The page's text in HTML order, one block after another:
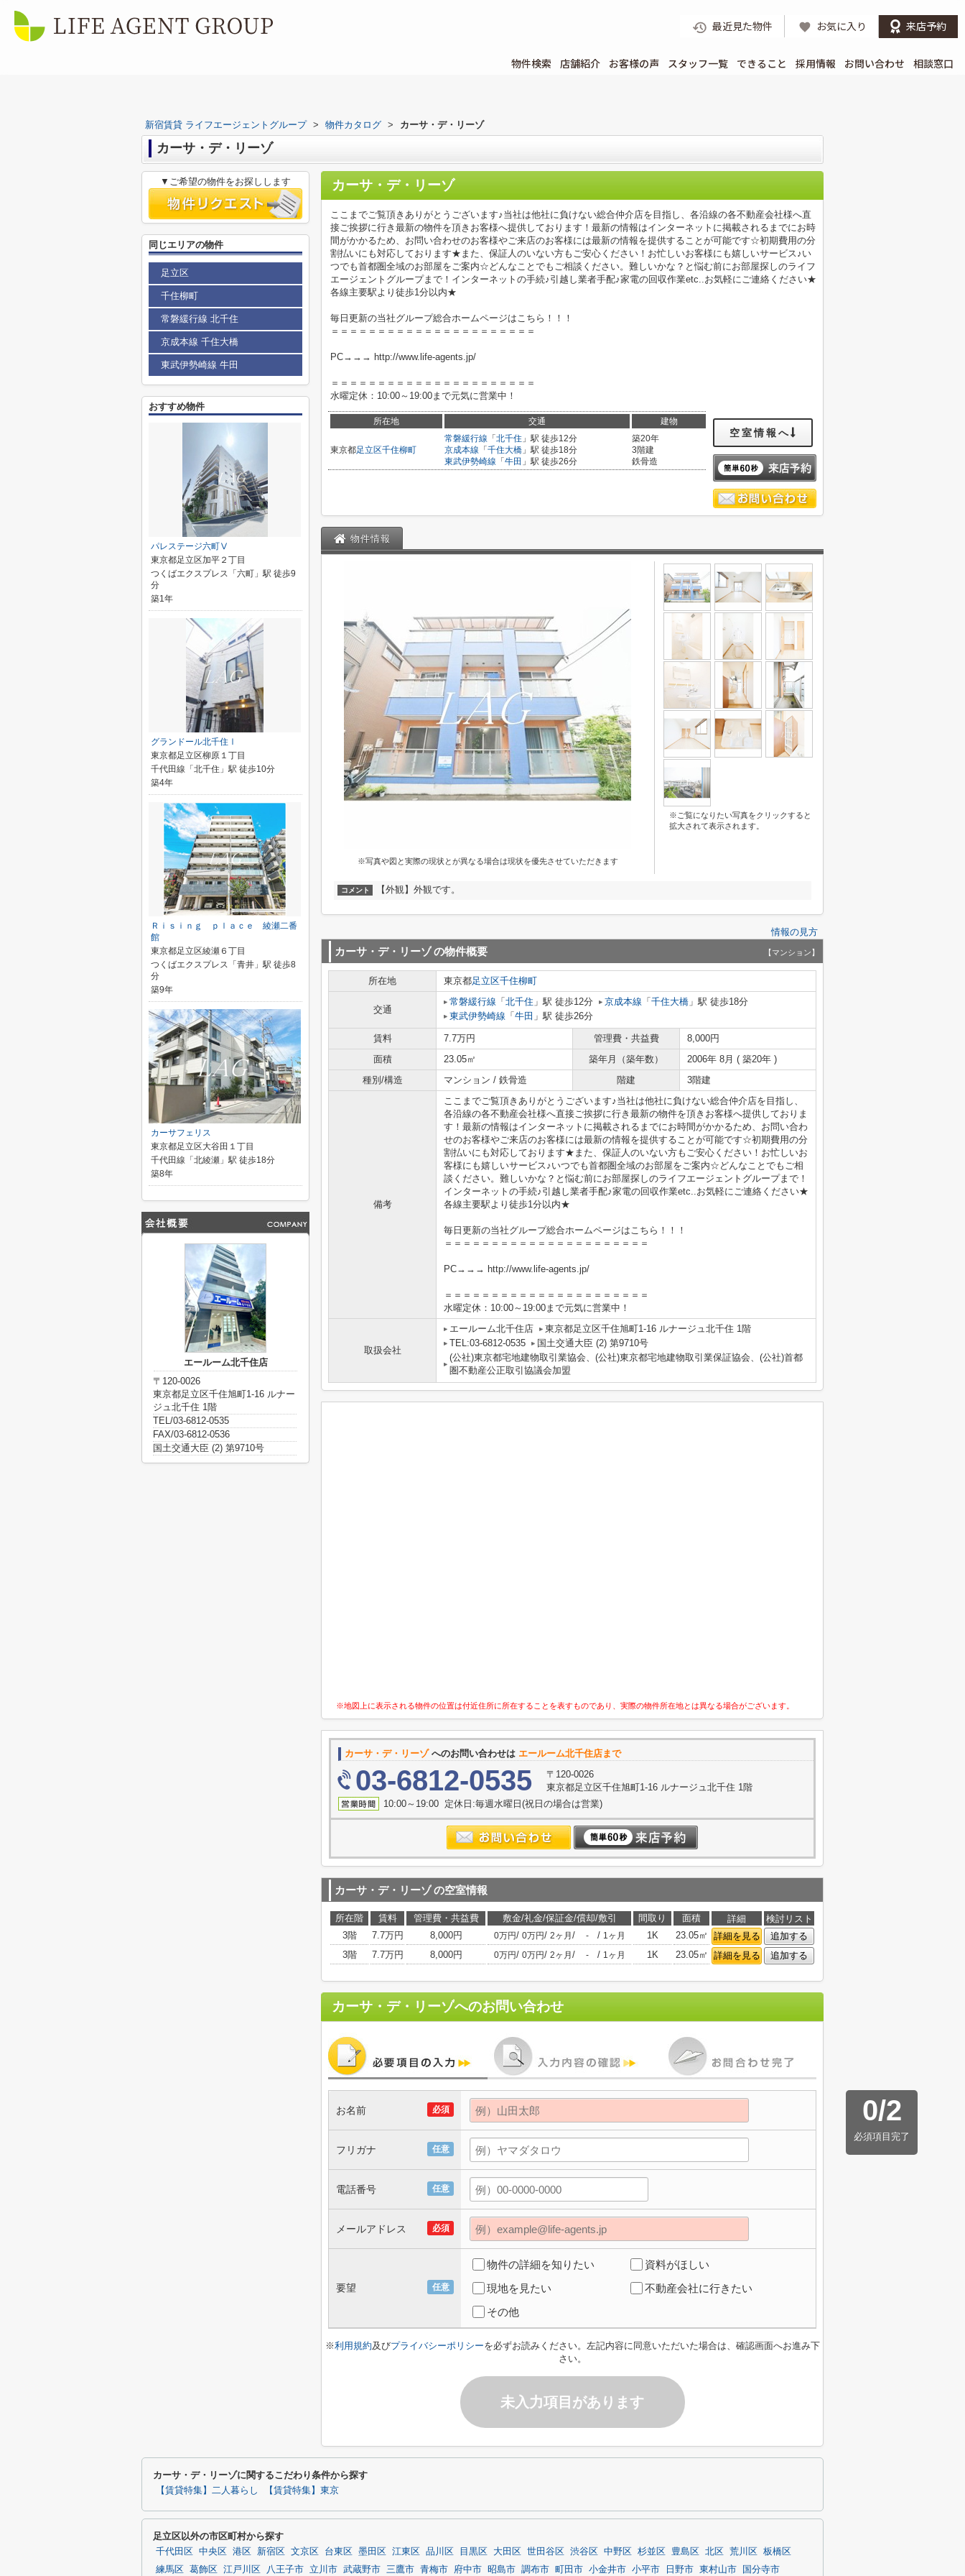
最近見た物件 お気に入り 来店予約
物件検索 店舗紹介 お客様の声 スタッフ一覧 できること 採用情報 お問い合わせ 相談窓口
新宿賃貸 ライフエージェントグループ > 物件カタログ > カーサ・デ・リーゾ
カーサ・デ・リーゾ
カーサ・デ・リーゾ
ここまでご覧頂きありがとうございます♪当社は他社に負けない総合仲介店を目指し、各沿線の各不動産会社様へ直
接ご挨拶に行き最新の物件を頂きお客様へ提供しております！最新の情報はインターネットに掲載されるまでにお時
間がかかるため、お問い合わせのお客様やご来店のお客様には最新の情報を提供することが可能です☆初期費用の分
割払いにも対応しております★また、保証人のいない方もご安心ください！お忙しいお客様にも嬉しいサービス♪い
つでも首都圏全域のお部屋をご案内☆どんなことでもご相談ください。難しいかな？と悩む前にお部屋探しのライフ
エージェントグループまで！インターネットの手続♪引越し業者手配♪家電の回収作業etc..お気軽にご連絡ください★
各線主要駅より徒歩1分以内★
毎日更新の当社グループ総合ホームページはこちら！！！
＝＝＝＝＝＝＝＝＝＝＝＝＝＝＝＝＝＝＝＝＝＝
PC→→→ http://www.life-agents.jp/
＝＝＝＝＝＝＝＝＝＝＝＝＝＝＝＝＝＝＝＝＝＝
水曜定休：10:00～19:00まで元気に営業中！
所在地 交通 建物
東京都足立区千住柳町
常磐緩行線 「 北千住 」駅 徒歩12分
京成本線 「 千住大橋 」駅 徒歩18分
東武伊勢崎線 「 牛田 」駅 徒歩26分
築20年
3階建
鉄骨造
空室情報へ
物件情報
※写真や図と実際の現状とが異なる場合は現状を優先させていただきます
※ご覧になりたい写真をクリックすると
拡大されて表示されます。
コメント 【外観】外観です。
情報の見方
カーサ・デ・リーゾの物件概要 【マンション】
所在地 東京都足立区千住柳町
交通
常磐緩行線 「 北千住 」駅 徒歩12分 京成本線 「 千住大橋 」駅 徒歩18分
東武伊勢崎線 「 牛田 」駅 徒歩26分
賃料 7.7万円 管理費・共益費
8,000円
面積
23.05㎡ 築年月（築年数）
2006年 8月 ( 築20年 )
種別/構造
マンション / 鉄骨造 階建 3階建
備考
ここまでご覧頂きありがとうございます♪当社は他社に負けない総合仲介店を目指し、
各沿線の各不動産会社様へ直接ご挨拶に行き最新の物件を頂きお客様へ提供しておりま
す！最新の情報はインターネットに掲載されるまでにお時間がかかるため、お問い合わ
せのお客様やご来店のお客様には最新の情報を提供することが可能です☆初期費用の分
割払いにも対応しております★また、保証人のいない方もご安心ください！お忙しいお
客様にも嬉しいサービス♪いつでも首都圏全域のお部屋をご案内☆どんなことでもご相
談ください。難しいかな？と悩む前にお部屋探しのライフエージェントグループまで！
インターネットの手続♪引越し業者手配♪家電の回収作業etc..お気軽にご連絡ください★
各線主要駅より徒歩1分以内★
毎日更新の当社グループ総合ホームページはこちら！！！
＝＝＝＝＝＝＝＝＝＝＝＝＝＝＝＝＝＝＝＝＝＝
PC→→→ http://www.life-agents.jp/
＝＝＝＝＝＝＝＝＝＝＝＝＝＝＝＝＝＝＝＝＝＝
水曜定休：10:00～19:00まで元気に営業中！
取扱会社
エールーム北千住店
東京都足立区千住旭町1-16 ルナージュ北千住 1階
TEL:03-6812-0535
国土交通大臣 (2) 第9710号
(公社)東京都宅地建物取引業協会、(公社)東京都宅地建物取引業保証協会、(公社)首都
圏不動産公正取引協議会加盟
※地図上に表示される物件の位置は付近住所に所在することを表すものであり、実際の物件所在地とは異なる場合がございます。
カーサ・デ・リーゾへのお問い合わせは エールーム北千住店まで
03-6812-0535
〒120-0026
東京都足立区千住旭町1-16 ルナージュ北千住 1階
10:00～19:00 定休日:毎週水曜日(祝日の場合は営業)
カーサ・デ・リーゾの空室情報
所在階 賃料 管理費・共益費 敷金/礼金/保証金/償却/敷引 間取り 面積 詳細
検討リスト
3階
7.7万円 8,000円 0万円/ 0万円/ 2ヶ月 / - / 1ヶ月 1K 23.05㎡ 詳細を見る
追加する
3階
7.7万円 8,000円 0万円/ 0万円/ 2ヶ月 / - / 1ヶ月 1K 23.05㎡ 詳細を見る 追加する
カーサ・デ・リーゾへのお問い合わせ
0/2
必須項目完了
必須
お名前
任意
フリガナ
任意
電話番号
必須
メールアドレス
任意
要望
物件の詳細を知りたい
資料がほしい
現地を見たい
不動産会社に行きたい
その他
※利用規約及びプライバシーポリシーを必ずお読みください。左記内容に同意いただいた場合は、確認画面へお進み下
さい。
未入力項目があります
▼ご希望の物件をお探しします
同じエリアの物件
足立区
千住柳町
常磐緩行線 北千住
京成本線 千住大橋
東武伊勢崎線 牛田
おすすめ物件
パレステージ六町Ⅴ
東京都足立区加平２丁目
つくばエクスプレス「六町」駅 徒歩9
分
築1年
グランドール北千住Ⅰ
東京都足立区柳原１丁目
千代田線「北千住」駅 徒歩10分
築4年
Ｒｉｓｉｎｇ ｐｌａｃｅ 綾瀬二番
館
東京都足立区綾瀬６丁目
つくばエクスプレス「青井」駅 徒歩8
分
築9年
カーサフェリス
東京都足立区大谷田１丁目
千代田線「北綾瀬」駅 徒歩18分
築8年
エールーム北千住店
〒120-0026
東京都足立区千住旭町1-16 ルナー
ジュ北千住 1階
TEL/03-6812-0535
FAX/03-6812-0536
国土交通大臣 (2) 第9710号
カーサ・デ・リーゾに関するこだわり条件から探す
【賃貸特集】二人暮らし 【賃貸特集】東京
足立区以外の市区町村から探す
千代田区 中央区 港区 新宿区 文京区 台東区 墨田区 江東区 品川区 目黒区 大田区 世田谷区 渋谷区 中野区 杉並区 豊島区 北区 荒川区
板橋区
練馬区
葛飾区 江戸川区 八王子市 立川市 武蔵野市 三鷹市 青梅市 府中市 昭島市 調布市 町田市 小金井市 小平市 日野市 東村山市 国分寺市